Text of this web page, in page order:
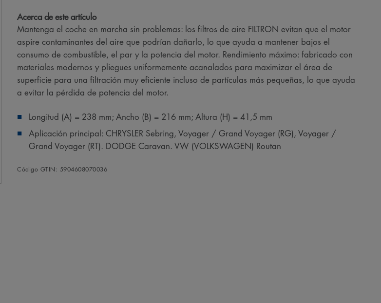
Acerca de este artículo
Mantenga el coche en marcha sin problemas: los filtros de aire FILTRON evitan que el motor
aspire contaminantes del aire que podrían dañarlo, lo que ayuda a mantener bajos el
consumo de combustible, el par y la potencia del motor. Rendimiento máximo: fabricado con
materiales modernos y pliegues uniformemente acanalados para maximizar el área de
superficie para una filtración muy eficiente incluso de partículas más pequeñas, lo que ayuda
a evitar la pérdida de potencia del motor.
Longitud (A) = 238 mm; Ancho (B) = 216 mm; Altura (H) = 41,5 mm
Aplicación principal: CHRYSLER Sebring, Voyager / Grand Voyager (RG), Voyager /
Grand Voyager (RT). DODGE Caravan. VW (VOLKSWAGEN) Routan
Código GTIN: 5904608070036